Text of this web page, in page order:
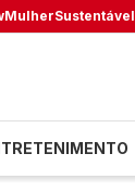
MulherSustentável